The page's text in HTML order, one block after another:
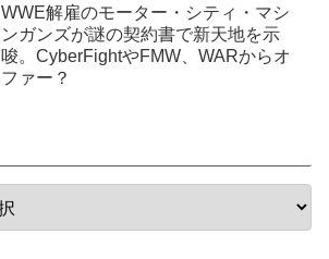
WWE解雇のモーター・シティ・マシ
ンガンズが謎の契約書で新天地を示
唆。CyberFightやFMW、WARからオ
ファー？